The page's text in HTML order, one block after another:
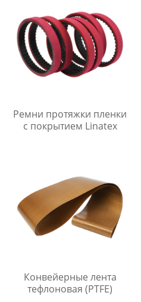
Ремни протяжки пленки
с покрытием Linatex
Конвейерные лента
тефлоновая (PTFE)